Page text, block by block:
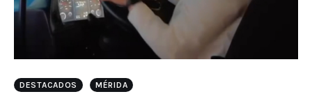
Multimedia
Espectáculos
DESTACADOS MÉRIDA